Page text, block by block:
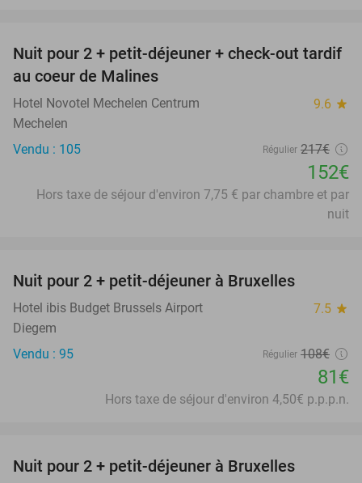
30%
Nuit pour 2 + petit-déjeuner + check-out tardif
au coeur de Malines
Hotel Novotel Mechelen Centrum 9.6 star
Mechelen
Vendu : 105
Régulier 217€
152€
Hors taxe de séjour d'environ 7,75 € par chambre et par
nuit
Nuit pour 2 + petit-déjeuner à Bruxelles
Hotel ibis Budget Brussels Airport 7.5 star
Diegem
Vendu : 95
Régulier 108€
81€
Hors taxe de séjour d'environ 4,50€ p.p.p.n.
Nuit pour 2 + petit-déjeuner à Bruxelles